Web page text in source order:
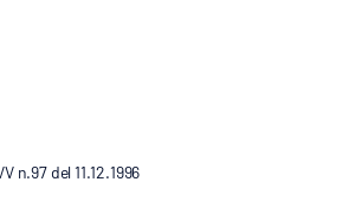
n.97 del 11.12.1996